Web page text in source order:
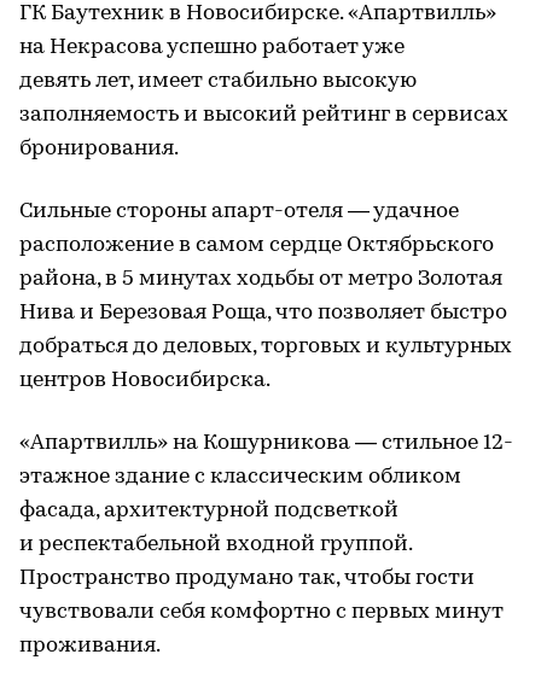
ГК Баутехник в Новосибирске. «Апартвилль»
на Некрасова успешно работает уже
девять лет, имеет стабильно высокую
заполняемость и высокий рейтинг в сервисах
бронирования.
Сильные стороны апарт-отеля — удачное
расположение в самом сердце Октябрьского
района, в 5 минутах ходьбы от метро Золотая
Нива и Березовая Роща, что позволяет быстро
добраться до деловых, торговых и культурных
центров Новосибирска.
«Апартвилль» на Кошурникова — стильное 12-
этажное здание с классическим обликом
фасада, архитектурной подсветкой
и респектабельной входной группой.
Пространство продумано так, чтобы гости
чувствовали себя комфортно с первых минут
проживания.